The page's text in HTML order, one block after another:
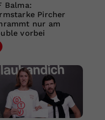
Balma:
Pircher
nur am
vorbei